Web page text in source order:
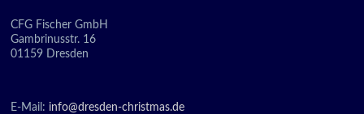
CFG Fischer GmbH
Gambrinusstr. 16
01159 Dresden
E-Mail: info@dresden-christmas.de